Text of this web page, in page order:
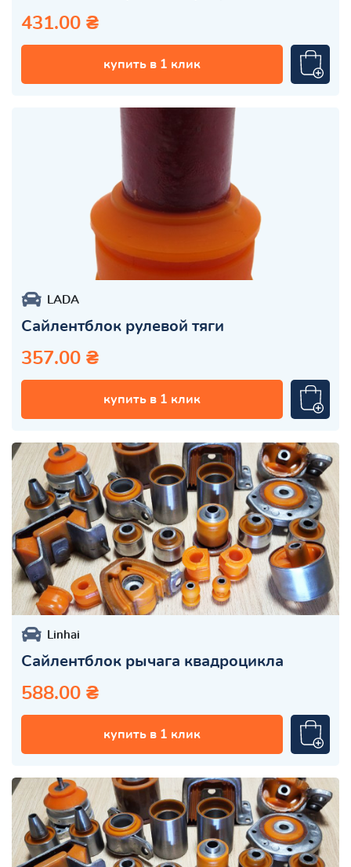
431.00 ₴
купить в 1 клик
LADA
Сайлентблок рулевой тяги
357.00 ₴
купить в 1 клик
Linhai
Сайлентблок рычага квадроцикла
588.00 ₴
купить в 1 клик